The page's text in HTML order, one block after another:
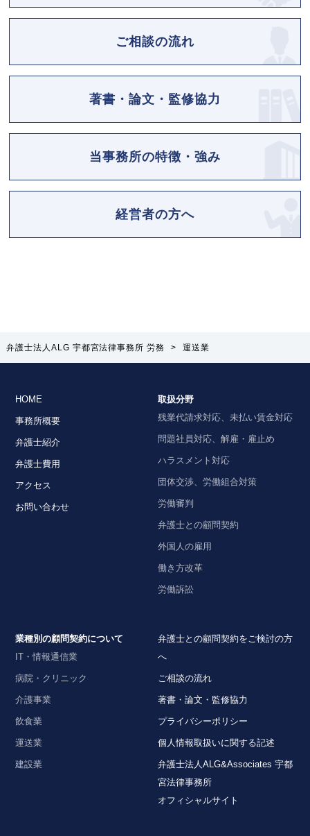
ご相談の流れ
著書・論文・監修協力
当事務所の特徴・強み
経営者の方へ
弁護士法人ALG 宇都宮法律事務所 労務 > 運送業
HOME
事務所概要
弁護士紹介
弁護士費用
アクセス
お問い合わせ
取扱分野
残業代請求対応、未払い賃金対応
問題社員対応、解雇・雇止め
ハラスメント対応
団体交渉、労働組合対策
労働審判
弁護士との顧問契約
外国人の雇用
働き方改革
労働訴訟
業種別の顧問契約について
IT・情報通信業
病院・クリニック
介護事業
飲食業
運送業
建設業
弁護士との顧問契約をご検討の方
へ
ご相談の流れ
著書・論文・監修協力
プライバシーポリシー
個人情報取扱いに関する記述
弁護士法人ALG&Associates 宇都
宮法律事務所
オフィシャルサイト